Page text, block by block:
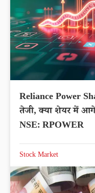
Reliance Power
तेजी, क्या शेयर में
NSE: RPOWER
Stock Market